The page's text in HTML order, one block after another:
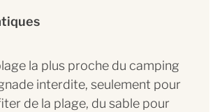
la plus proche du camping
interdite, seulement pour
de la plage, du sable pour